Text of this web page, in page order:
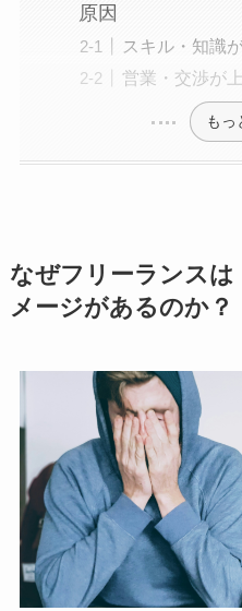
原因
スキル・知識
営業・交渉が
もっ
なぜフリーランスは
メージがあるのか？